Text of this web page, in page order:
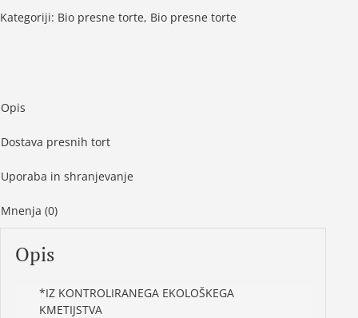
Kategoriji: Bio presne torte, Bio presne torte
Opis
Dostava presnih tort
Uporaba in shranjevanje
Mnenja (0)
Opis
*IZ KONTROLIRANEGA EKOLOŠKEGA
KMETIJSTVA